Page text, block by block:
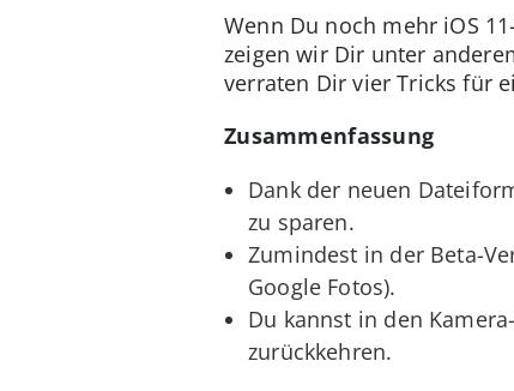
Wenn Du noch mehr iOS
zeigen wir Dir unter
verraten Dir vier Tricks für
Zusammenfassung
Dank der neuen
zu sparen.
Zumindest in der Beta-
Google Fotos).
Du kannst in den
zurückkehren.